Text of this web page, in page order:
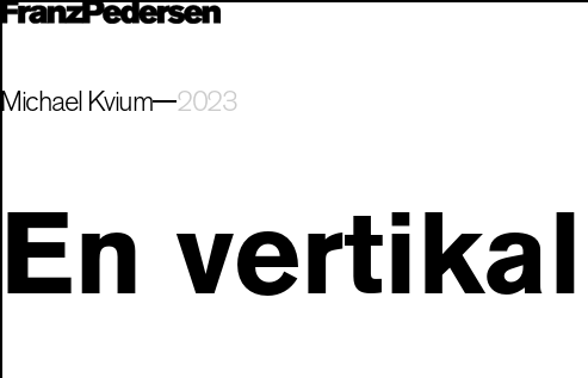
Michael Kvium 2023
En